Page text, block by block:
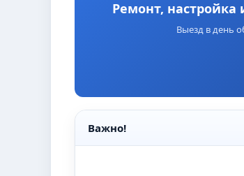
Ремонт, настройка
Выезд в день
Важно!